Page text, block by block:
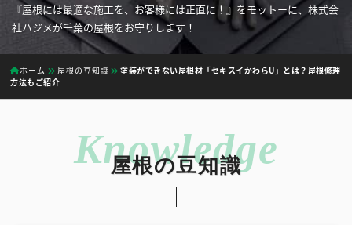
『屋根には最適な施工を、お客様には正直に！』をモットーに、株式会
社ハジメが千葉の屋根をお守りします！
ホーム 屋根の豆知識
塗装ができない屋根材「セキスイかわらU」とは？屋根修理
方法もご紹介
屋根の豆知識